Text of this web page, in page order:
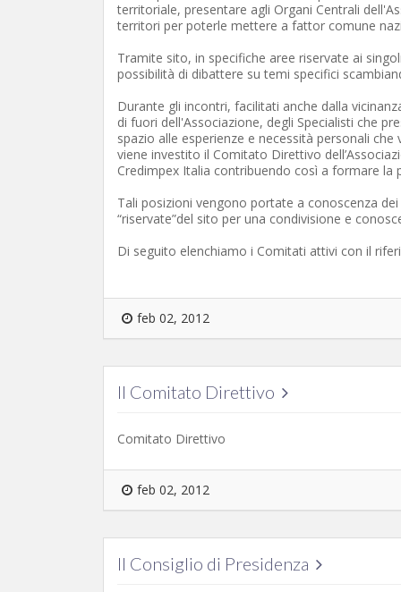
territoriale, presentare agli Organi Centrali
territori per poterle mettere a fattor comune
Tramite sito, in specifiche aree riservate ai
possibilità di dibattere su temi specifici
Durante gli incontri, facilitati anche dalla
di fuori dell'Associazione, degli Specialisti che
spazio alle esperienze e necessità personali
viene investito il Comitato Direttivo
Credimpex Italia contribuendo così a formare la
Tali posizioni vengono portate a conoscenza
“riservate”del sito per una condivisione e
Di seguito elenchiamo i Comitati attivi con il
feb 02, 2012
Il Comitato Direttivo
Comitato Direttivo
feb 02, 2012
Il Consiglio di Presidenza